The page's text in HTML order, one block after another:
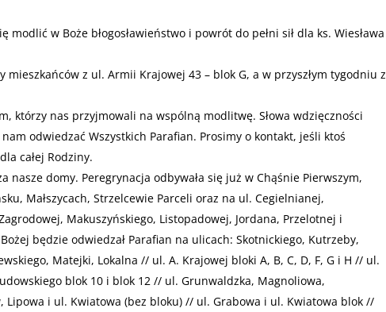
modlić w Boże błogosławieństwo i powrót do pełni sił dla ks. Wiesława
mieszkańców z ul. Armii Krajowej 43 – blok G, a w przyszłym tygodniu z
którzy nas przyjmowali na wspólną modlitwę. Słowa wdzięczności
odwiedzać Wszystkich Parafian. Prosimy o kontakt, jeśli ktoś
całej Rodziny.
nasze domy. Peregrynacja odbywała się już w Chąśnie Pierwszym,
Małszycach, Strzelcewie Parceli oraz na ul. Cegielnianej,
Makuszyńskiego, Listopadowej, Jordana, Przelotnej i
będzie odwiedzał Parafian na ulicach: Skotnickiego, Kutrzeby,
Matejki, Lokalna // ul. A. Krajowej bloki A, B, C, D, F, G i H // ul.
blok 10 i blok 12 // ul. Grunwaldzka, Magnoliowa,
Lipowa i ul. Kwiatowa (bez bloku) // ul. Grabowa i ul. Kwiatowa blok //